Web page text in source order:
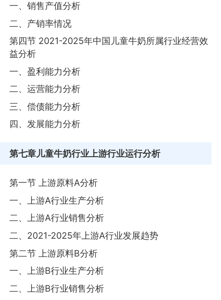
一、销售产值分析
二、产销率情况
第四节 2021-2025年中国儿童牛奶所属行业经营效
益分析
一、盈利能力分析
二、运营能力分析
三、偿债能力分析
四、发展能力分析
第七章儿童牛奶行业上游行业运行分析
第一节 上游原料A分析
一、上游A行业生产分析
二、上游A行业销售分析
二、2021-2025年上游A行业发展趋势
第二节 上游原料B分析
一、上游B行业生产分析
二、上游B行业销售分析